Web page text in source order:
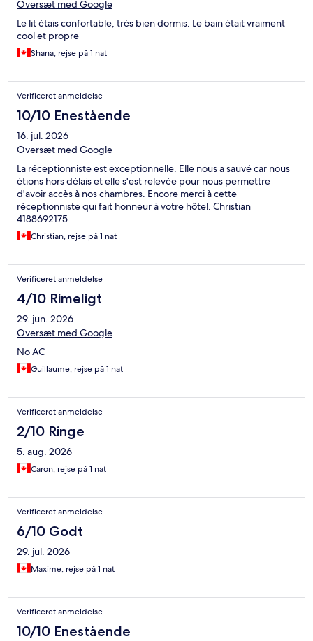
We could have parked next to the road but that was less safe for
vehicles around. The hotel was next to empty with only 4 cars in
the lot overnight, one of them belonging to someone who
clearly lived there (and he was a character!). It would have cost
the parking lot and not so dark. It is little things like this attitude
that make all the difference in how we view a stay. I won't
Oversæt med Google
Le lit étais confortable, très bien dormis. Le bain était vraiment
cool et propre
Shana, rejse på 1 nat
Verificeret anmeldelse
10/10 Enestående
16. jul. 2026
Oversæt med Google
La réceptionniste est exceptionnelle. Elle nous a sauvé car nous
étions hors délais et elle s'est relevée pour nous permettre
d'avoir accès à nos chambres. Encore merci à cette
réceptionniste qui fait honneur à votre hôtel. Christian
4188692175
Christian, rejse på 1 nat
Verificeret anmeldelse
4/10 Rimeligt
29. jun. 2026
Oversæt med Google
No AC
Guillaume, rejse på 1 nat
Verificeret anmeldelse
2/10 Ringe
5. aug. 2026
Caron, rejse på 1 nat
Verificeret anmeldelse
6/10 Godt
29. jul. 2026
Maxime, rejse på 1 nat
Verificeret anmeldelse
10/10 Enestående